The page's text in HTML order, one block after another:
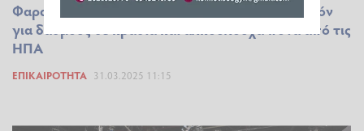
Φαραντούρης: Επείγουσα ερώτηση στην Κομισιόν
για δασμούς σε κρασιά και αλκοολούχα ποτά από τις
ΗΠΑ
ΕΠΙΚΑΙΡΌΤΗΤΑ 31.03.2025 11:15